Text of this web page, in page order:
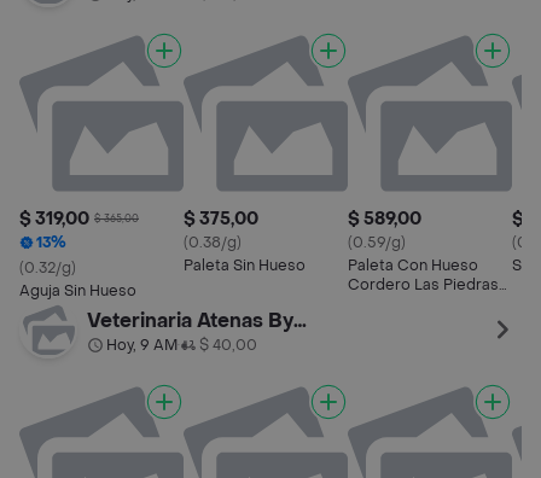
$ 319,00 $ 365,00
13%
(0.32/g)
Aguja Sin Hueso
$ 375,00
(0.38/g)
Paleta Sin Hueso
$ 589,00
(0.59/g)
Paleta Con Hueso
Cordero Las Piedras
$
Veterinaria Atenas By Palermo
Hoy, 9 AM• $ 40,00